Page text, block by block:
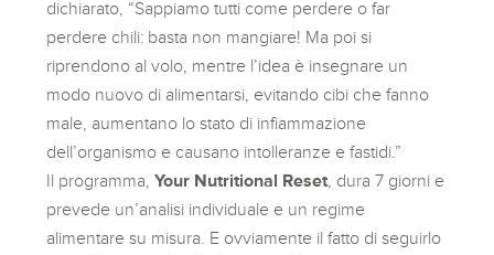
dichiarato, “Sappiamo tutti come perdere o far
perdere chili: basta non mangiare! Ma poi si
riprendono al volo, mentre l’idea è insegnare un
modo nuovo di alimentarsi, evitando cibi che fanno
male, aumentano lo stato di infiammazione
dell’organismo e causano intolleranze e fastidi.”
Il programma,Your Nutritional Reset , dura 7 giorni e
prevede un’analisi individuale e un regime
alimentare su misura. E ovviamente il fatto di seguirlo